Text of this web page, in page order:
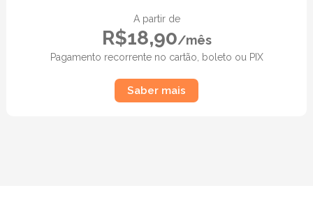
A partir de
R$18,90/mês
Pagamento recorrente no cartão, boleto ou PIX
Saber mais